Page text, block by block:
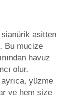
asitten
Bu mucize
havuz
olur.
ayrıca, yüzme
ve hem size